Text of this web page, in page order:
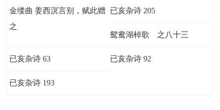
金缕曲 姜西溟言别，赋此赠
之
已亥杂诗 205
鸳鸯湖棹歌 之八十三
已亥杂诗 63 已亥杂诗 92
已亥杂诗 193